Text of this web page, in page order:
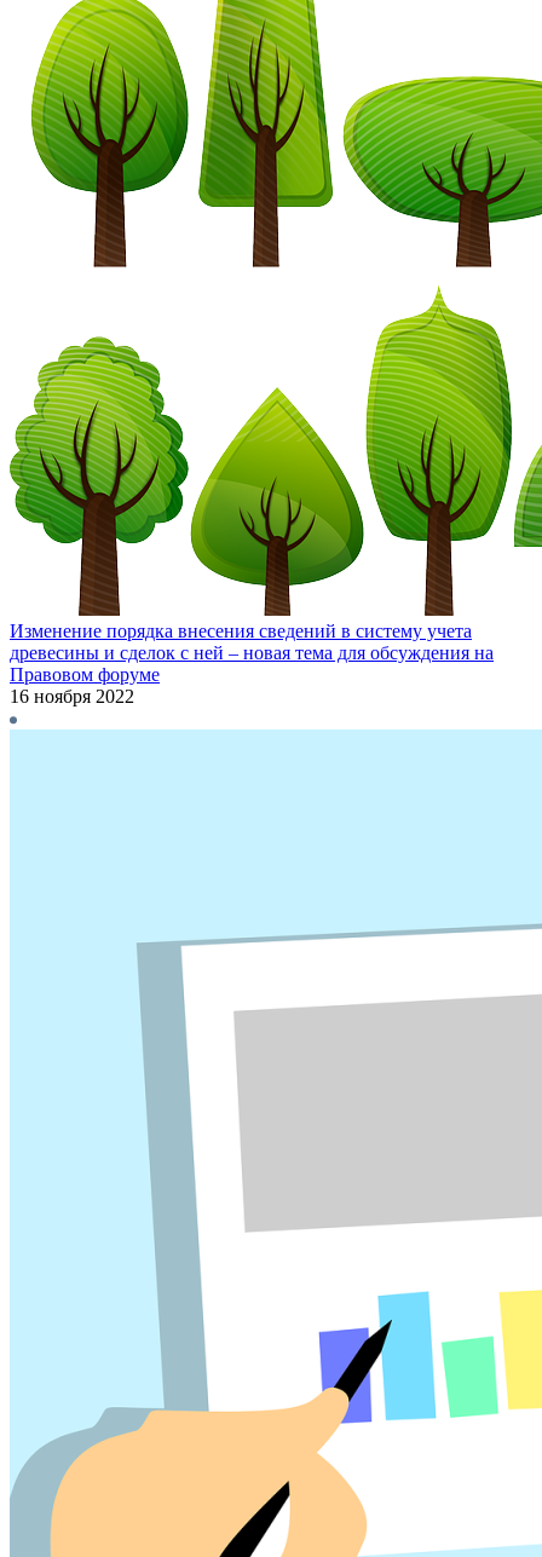
Изменение порядка внесения сведений в систему учета
древесины и сделок с ней – новая тема для обсуждения на
Правовом форуме
16 ноября 2022